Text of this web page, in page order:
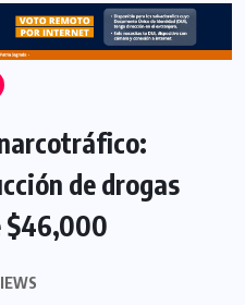
de drogas
$46,000